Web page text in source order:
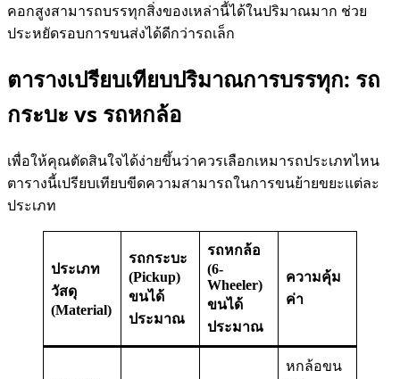
คอกสูงสามารถบรรทุกสิ่งของเหล่านี้ได้ในปริมาณมาก ช่วย
ประหยัดรอบการขนส่งได้ดีกว่ารถเล็ก
ตารางเปรียบเทียบปริมาณการบรรทุก: รถ
กระบะ vs รถหกล้อ
เพื่อให้คุณตัดสินใจได้ง่ายขึ้นว่าควรเลือกเหมารถประเภทไหน
ตารางนี้เปรียบเทียบขีดความสามารถในการขนย้ายขยะแต่ละ
ประเภท
ประเภท
วัสดุ
(Material)
รถกระบะ
(Pickup)
ขนได้
ประมาณ
รถหกล้อ
(6-
Wheeler)
ขนได้
ประมาณ
ความคุ้ม
ค่า
หกล้อขน